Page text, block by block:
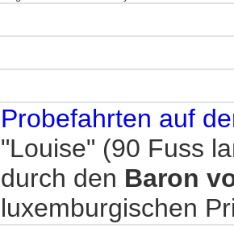
Probefahrten auf
"Louise" (90 Fuss
durch den Baron
luxemburgischen